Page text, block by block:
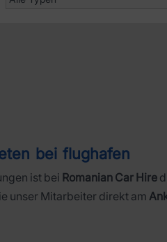
bei flughafen
ist bei Romanian Car Hire
unser Mitarbeiter direkt am